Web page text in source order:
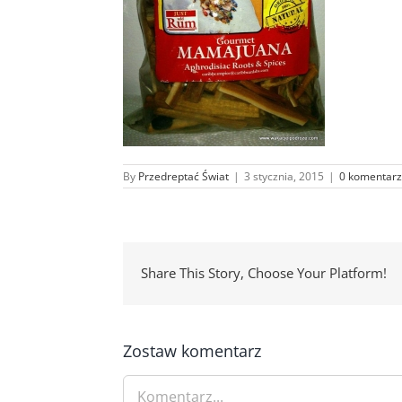
By Przedreptać Świat | 3 stycznia, 2015 | 0
Share This Story, Choose Your Platform!
Zostaw komentarz
Comment